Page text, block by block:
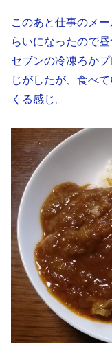
このあと仕事のメ
らいになったので
セブンの冷凍ろか
じがしたが、食べ
くる感じ。